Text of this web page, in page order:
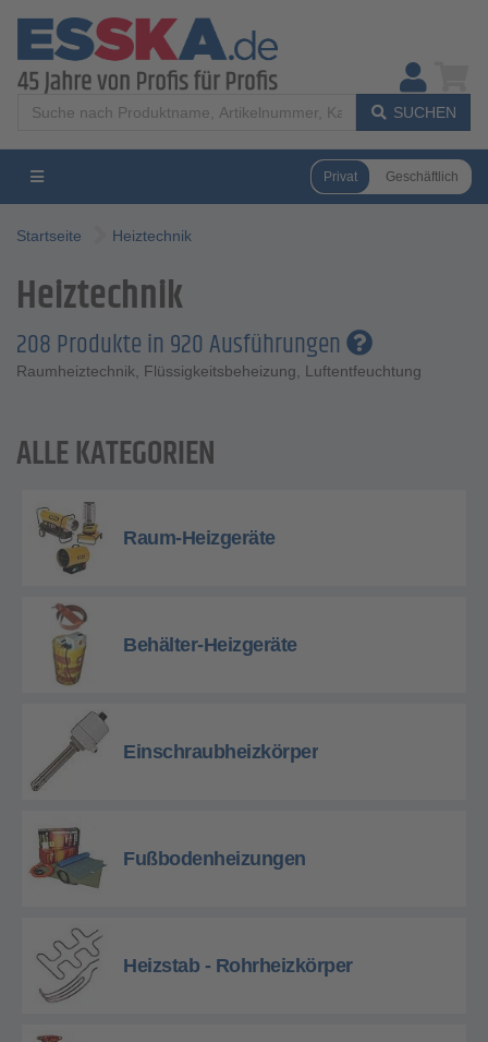
SUCHEN
Privat Geschäftlich
Startseite Heiztechnik
Heiztechnik
208 Produkte in 920 Ausführungen
Raumheiztechnik, Flüssigkeitsbeheizung, Luftentfeuchtung
ALLE KATEGORIEN
Raum-Heizgeräte
Behälter-Heizgeräte
Einschraubheizkörper
Fußbodenheizungen
Heizstab - Rohrheizkörper